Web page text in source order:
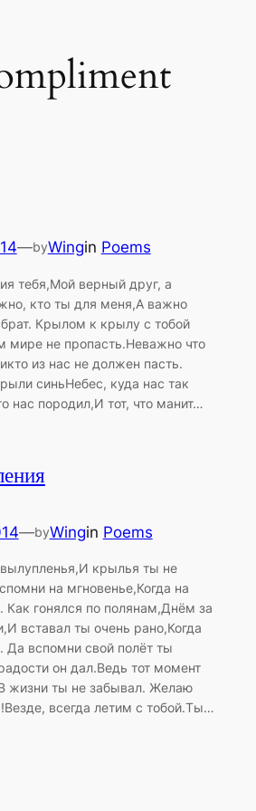
—byWingin Poems
тебя,Мой верный друг, а
кто ты для меня,А важно
Крылом к крылу с тобой
мире не пропасть.Неважно что
из нас не должен пасть.
синьНебес, куда нас так
нас породил,И тот, что манит…
—byWingin Poems
крылья ты не
на мгновенье,Когда на
Как гонялся по полянам,Днём за
вставал ты очень рано,Когда
Да вспомни свой полёт ты
он дал.Ведь тот момент
жизни ты не забывал. Желаю
всегда летим с тобой.Ты…